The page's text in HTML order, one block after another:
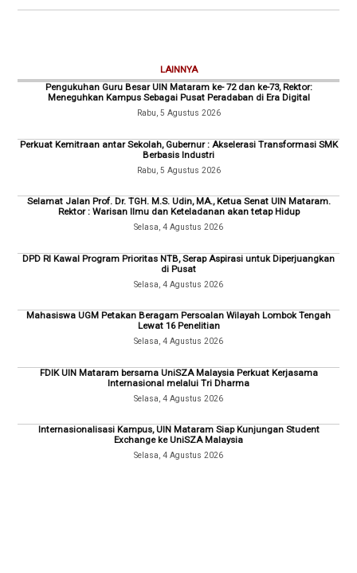
LAINNYA
Pengukuhan Guru Besar UIN Mataram ke- 72 dan ke-73, Rektor:
Meneguhkan Kampus Sebagai Pusat Peradaban di Era Digital
Rabu, 5 Agustus 2026
Perkuat Kemitraan antar Sekolah, Gubernur : Akselerasi Transformasi SMK
Berbasis Industri
Rabu, 5 Agustus 2026
Selamat Jalan Prof. Dr. TGH. M.S. Udin, MA., Ketua Senat UIN Mataram.
Rektor : Warisan Ilmu dan Keteladanan akan tetap Hidup
Selasa, 4 Agustus 2026
DPD RI Kawal Program Prioritas NTB, Serap Aspirasi untuk Diperjuangkan
di Pusat
Selasa, 4 Agustus 2026
Mahasiswa UGM Petakan Beragam Persoalan Wilayah Lombok Tengah
Lewat 16 Penelitian
Selasa, 4 Agustus 2026
FDIK UIN Mataram bersama UniSZA Malaysia Perkuat Kerjasama
Internasional melalui Tri Dharma
Selasa, 4 Agustus 2026
Internasionalisasi Kampus, UIN Mataram Siap Kunjungan Student
Exchange ke UniSZA Malaysia
Selasa, 4 Agustus 2026